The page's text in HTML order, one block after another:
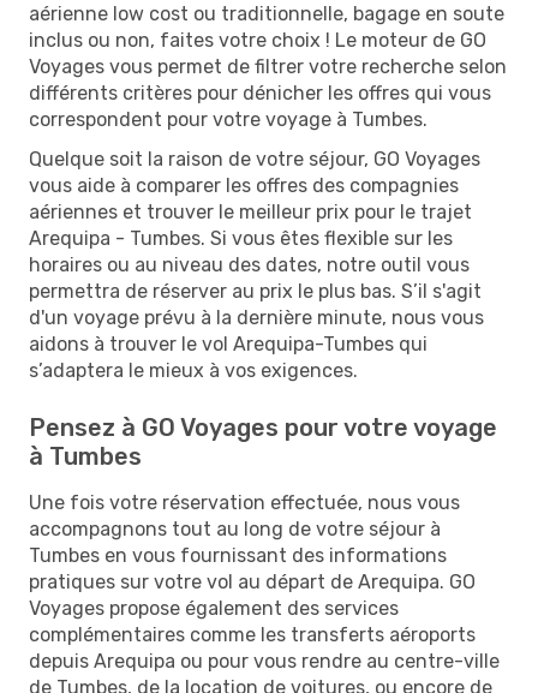
aérienne low cost ou traditionnelle, bagage en soute
inclus ou non, faites votre choix ! Le moteur de GO
Voyages vous permet de filtrer votre recherche selon
différents critères pour dénicher les offres qui vous
correspondent pour votre voyage à Tumbes.
Quelque soit la raison de votre séjour, GO Voyages
vous aide à comparer les offres des compagnies
aériennes et trouver le meilleur prix pour le trajet
Arequipa - Tumbes. Si vous êtes flexible sur les
horaires ou au niveau des dates, notre outil vous
permettra de réserver au prix le plus bas. S’il s'agit
d'un voyage prévu à la dernière minute, nous vous
aidons à trouver le vol Arequipa-Tumbes qui
s’adaptera le mieux à vos exigences.
Pensez à GO Voyages pour votre voyage
à Tumbes
Une fois votre réservation effectuée, nous vous
accompagnons tout au long de votre séjour à
Tumbes en vous fournissant des informations
pratiques sur votre vol au départ de Arequipa. GO
Voyages propose également des services
complémentaires comme les transferts aéroports
depuis Arequipa ou pour vous rendre au centre-ville
de Tumbes, de la location de voitures, ou encore de